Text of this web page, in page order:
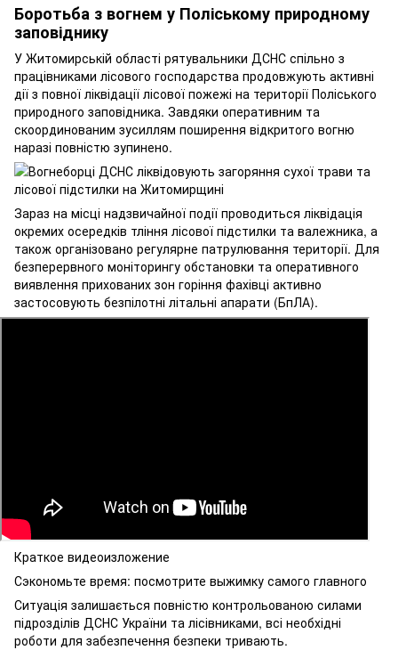
Боротьба з вогнем у Поліському природному
заповіднику
У Житомирській області рятувальники ДСНС спільно з
працівниками лісового господарства продовжують активні
дії з повної ліквідації лісової пожежі на території Поліського
природного заповідника. Завдяки оперативним та
скоординованим зусиллям поширення відкритого вогню
наразі повністю зупинено.
Зараз на місці надзвичайної події проводиться ліквідація
окремих осередків тління лісової підстилки та валежника, а
також організовано регулярне патрулювання території. Для
безперервного моніторингу обстановки та оперативного
виявлення прихованих зон горіння фахівці активно
застосовують безпілотні літальні апарати (БпЛА).
Краткое видеоизложение
Сэкономьте время: посмотрите выжимку самого главного
Ситуація залишається повністю контрольованою силами
підрозділів ДСНС України та лісівниками, всі необхідні
роботи для забезпечення безпеки тривають.